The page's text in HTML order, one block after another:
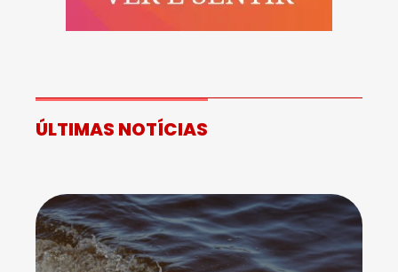
ÚLTIMAS NOTÍCIAS